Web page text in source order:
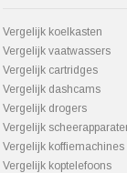
Vergelijk koelkasten
Vergelijk vaatwassers
Vergelijk cartridges
Vergelijk dashcams
Vergelijk drogers
Vergelijk
Vergelijk koffiemachines
Vergelijk koptelefoons